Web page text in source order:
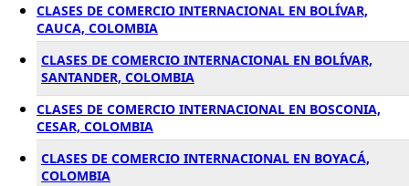
CLASES DE COMERCIO INTERNACIONAL EN BOLÍVAR,
CAUCA, COLOMBIA
CLASES DE COMERCIO INTERNACIONAL EN BOLÍVAR,
SANTANDER, COLOMBIA
CLASES DE COMERCIO INTERNACIONAL EN BOSCONIA,
CESAR, COLOMBIA
CLASES DE COMERCIO INTERNACIONAL EN BOYACÁ,
COLOMBIA